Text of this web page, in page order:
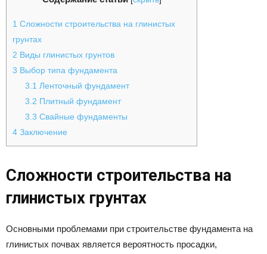
1 Сложности строительства на глинистых
грунтах
2 Виды глинистых грунтов
3 Выбор типа фундамента
3.1 Ленточный фундамент
3.2 Плитный фундамент
3.3 Свайные фундаменты
4 Заключение
Сложности строительства на
глинистых грунтах
Основными проблемами при строительстве фундамента на
глинистых почвах является вероятность просадки,